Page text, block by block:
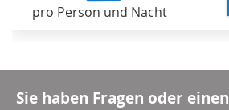
pro Person und Nacht
Sie haben Fragen oder einen